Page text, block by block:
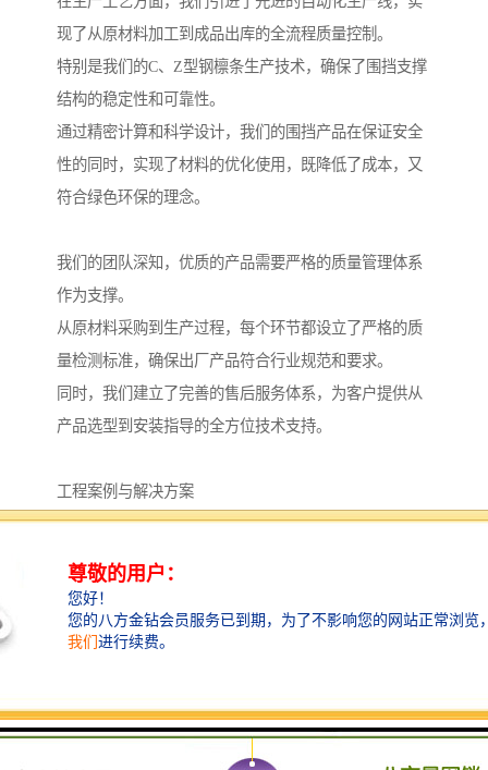
现了从原材料加工到成品出库的全流程质量控制。
特别是我们的C、Z型钢檩条生产技术，确保了围挡支撑
结构的稳定性和可靠性。
通过精密计算和科学设计，我们的围挡产品在保证安全
性的同时，实现了材料的优化使用，既降低了成本，又
符合绿色环保的理念。
我们的团队深知，优质的产品需要严格的质量管理体系
作为支撑。
从原材料采购到生产过程，每个环节都设立了严格的质
量检测标准，确保出厂产品符合行业规范和要求。
同时，我们建立了完善的售后服务体系，为客户提供从
产品选型到安装指导的全方位技术支持。
工程案例与解决方案
多年来，我们为河南地区众多工程项目提供了专业的围
无论是大型市政工程还是商业建筑项目，我们的产品都
经受住了实践的考验。
在一次次的项目合作中，我们不断优化产品性能，提升